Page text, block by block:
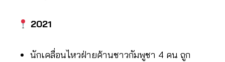
2021
นักเคลื่อนไหวฝ่ายค้านชาวกัมพูชา 4 คน ถูก